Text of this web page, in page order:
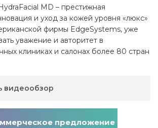
MD – престижная
и уход за кожей уровня «люкс»
фирмы EdgeSystems, уже
уважение и авторитет в
клиниках и салонах более 80 стран
видеообзор
предложение